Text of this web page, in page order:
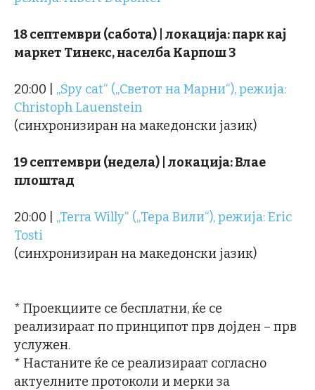
18 септември (сабота) | локација: парк кај
маркет Тинекс, населба Карпош 3
20:00 | „Spy cat“ („Светот на Марни“), режија:
Christoph Lauenstein
(синхронизиран на македонски јазик)
19 септември (недела) | локација: Влае
плоштад
20:00 | „Terra Willy“ („Тера Вили“), режија: Eric
Tosti
(синхронизиран на македонски јазик)
* Проекциите се бесплатни, ќе се
реализираат по принципот прв дојден – прв
услужен.
* Настаните ќе се реализираат согласно
актуелните протоколи и мерки за